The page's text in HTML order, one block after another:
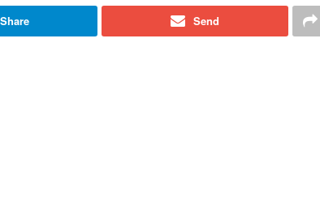
Share Send